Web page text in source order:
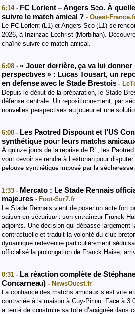
6:14 - FC Lorient – Angers Sco. À
suivre le match amical ? - Ouest-
Le FC Lorient (L1) et Angers Sco (L1) se
2026, à Inzinzac-Lochrist (Morbihan).
chaîne suivre ce match amical.
6:08 - « Jouer derrière, ça va lui donner
perspectives » : Lucas Tousart, un
en défense avec le Stade Brestois -
Depuis le début de la préparation, le Stade
défense centrale. Un repositionnement, par
nouvelles perspectives au joueur et une
6:00 - Les Paotred Dispount et l’US
synthétique pour leurs matchs
À quinze jours de la reprise de R1, les
vont devoir se rendre à Lestonan pour
pelouse synthétique imposé par la sécheresse.
1:33 - Mercato : Le Stade Rennais
majeures - Foot-Sur7.fr
Le Stade Rennais vient de poser un acte fort
saison en sécurisant son entraîneur Franck
adjoints. Une décision qui dépasse largement
contractuelle et traduit la volonté du club
dynamique redevenue particulièrement
officialisé la prolongation de Franck Haise,
0:31 - La réaction complète de
Concarneau) - NewsOuest.fr
La confiance des matchs amicaux s’est vite
contrariée à la maison à Guy-Piriou. Face à
a tenté de construire sa toile d’araignée dans